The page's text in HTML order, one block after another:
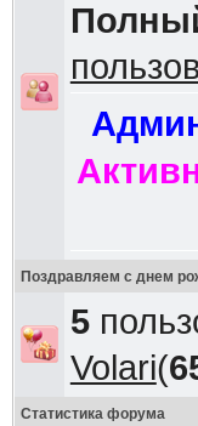
Поздравляем с днем
5
Volari(
Статистика форума